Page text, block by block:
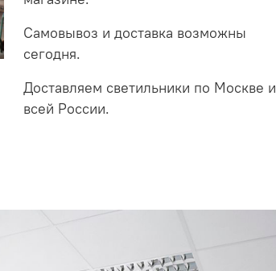
Самовывоз и доставка возможны
сегодня.
Доставляем светильники по Москве и
всей России.